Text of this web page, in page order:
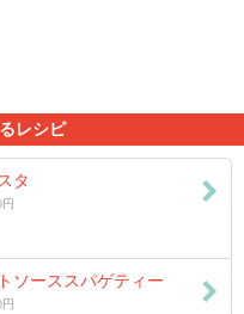
レシピ
タ
ソーススパゲティー